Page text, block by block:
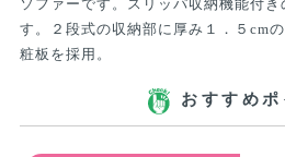
ソファーです。スリッパ収納機能付
す。２段式の収納部に厚み１．５cm
粧板を採用。
おすすめポ